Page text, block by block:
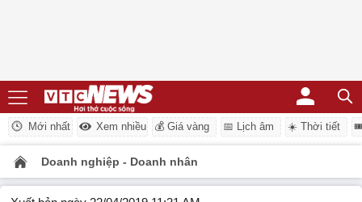
Mới nhất Xem nhiều 💰 Giá vàng 📅 Lịch âm ☀️ Thời tiết
Doanh nghiệp - Doanh nhân